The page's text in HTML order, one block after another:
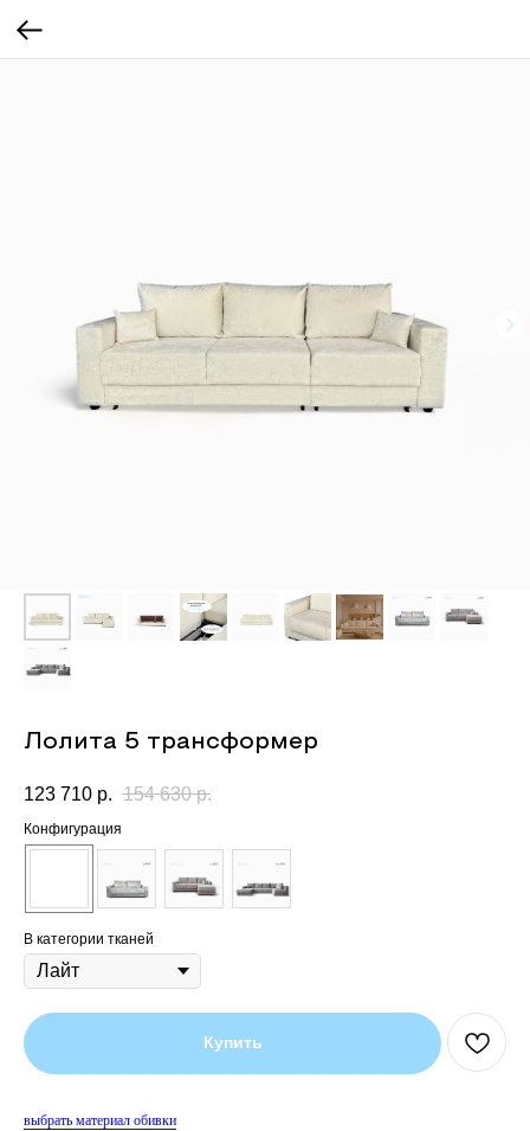
Лолита 5 трансформер
123 710 р. 154 630 р.
Конфигурация
В категории тканей
Купить
выбрать материал обивки